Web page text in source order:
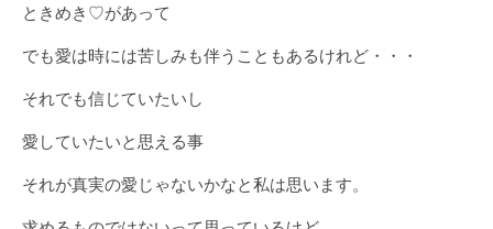
ときめき♡があって
でも愛は時には苦しみも伴うこともあるけれど・・・
それでも信じていたいし
愛していたいと思える事
それが真実の愛じゃないかなと私は思います。